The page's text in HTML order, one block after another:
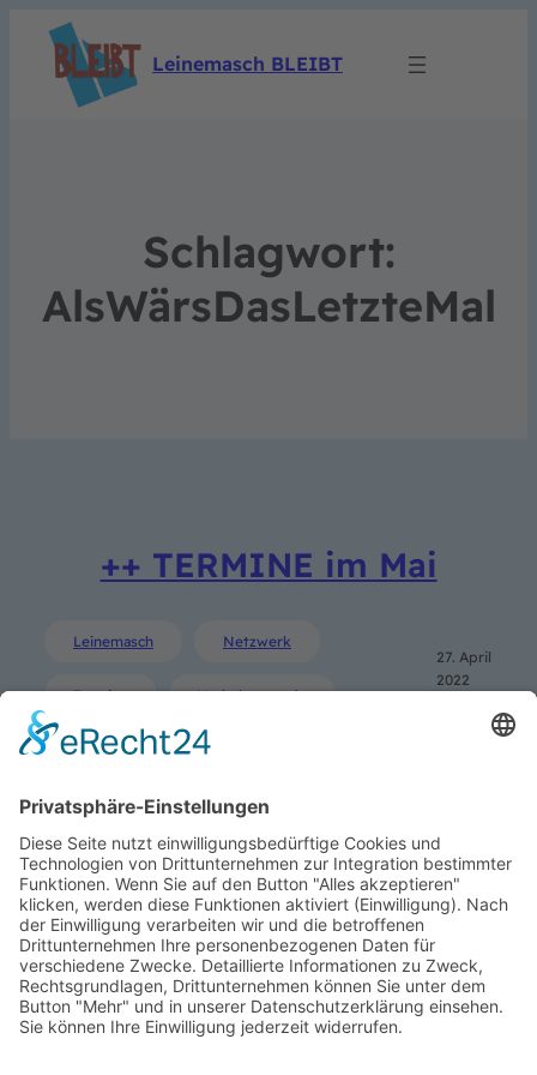
Leinemasch BLEIBT
Schlagwort:
AlsWärsDasLetzteMal
++ TERMINE im Mai
Leinemasch Netzwerk
Termine Verkehrswende
27. April
2022
SUCHE
Search